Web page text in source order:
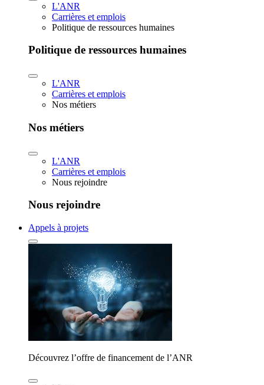
L'ANR
Carrières et emplois
Politique de ressources humaines
Politique de ressources humaines
L'ANR
Carrières et emplois
Nos métiers
Nos métiers
L'ANR
Carrières et emplois
Nous rejoindre
Nous rejoindre
Appels à projets
Découvrez l’offre de financement de l’ANR